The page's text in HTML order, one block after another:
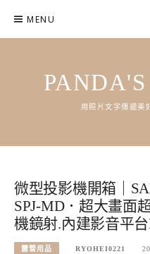
content
MENU
用照片文字傳遞美
微型投影機開箱｜
SPJ-MD．超大畫面
機鏡射.內建影音平
露營用品 RYOHEI0221